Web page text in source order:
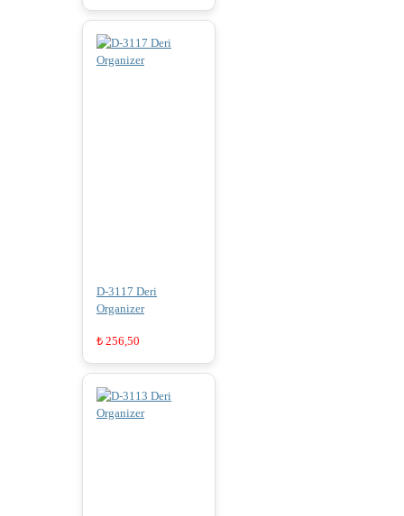
D-3117 Deri
Organizer
₺ 256,50